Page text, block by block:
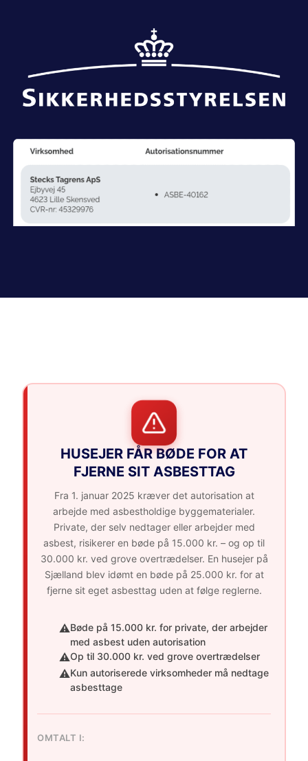
HUSEJER FÅR BØDE FOR AT
FJERNE SIT ASBESTTAG
Fra 1. januar 2025 kræver det autorisation at
arbejde med asbestholdige byggematerialer.
Private, der selv nedtager eller arbejder med
asbest, risikerer en bøde på 15.000 kr. – og op til
30.000 kr. ved grove overtrædelser. En husejer på
Sjælland blev idømt en bøde på 25.000 kr. for at
fjerne sit eget asbesttag uden at følge reglerne.
⚠️Bøde på 15.000 kr. for private, der arbejder
med asbest uden autorisation
⚠️Op til 30.000 kr. ved grove overtrædelser
⚠️Kun autoriserede virksomheder må nedtage
asbesttage
OMTALT I: